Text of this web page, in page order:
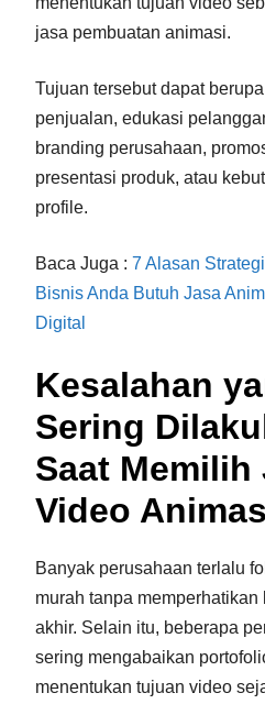
jasa pembuatan animasi.
Tujuan tersebut dapat
penjualan, edukasi
branding perusahaan,
presentasi produk, atau
profile.
Baca Juga : 7 Alasan
Bisnis Anda Butuh Jasa
Digital
Kesalahan
Sering
Saat Memilih
Video
Banyak perusahaan terlalu
murah tanpa memperhatikan
akhir. Selain itu, beberapa
sering mengabaikan
menentukan tujuan video